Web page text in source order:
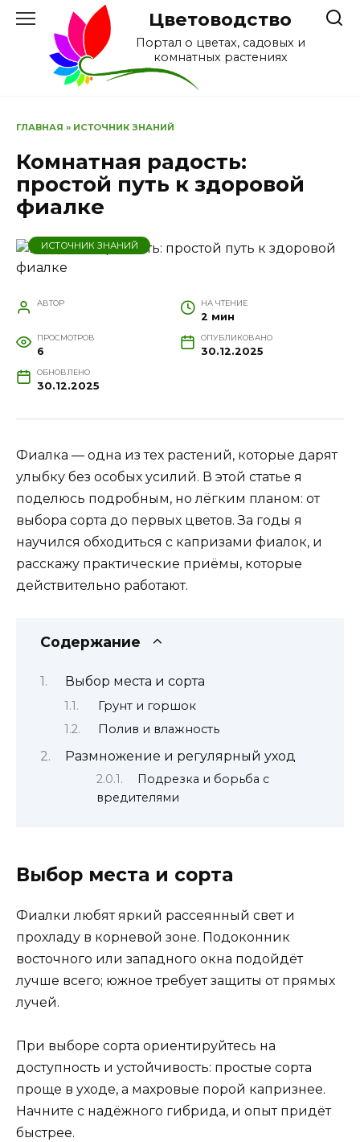
Перейти
содержанию
Цветоводство
Портал о цветах, садовых и
комнатных растениях
ГЛАВНАЯ » ИСТОЧНИК ЗНАНИЙ
Комнатная радость:
простой путь к здоровой
фиалке
ИСТОЧНИК ЗНАНИЙ
АВТОР НА ЧТЕНИЕ
2 мин
ПРОСМОТРОВ
6
ОПУБЛИКОВАНО
30.12.2025
ОБНОВЛЕНО
30.12.2025
Фиалка — одна из тех растений, которые дарят
улыбку без особых усилий. В этой статье я
поделюсь подробным, но лёгким планом: от
выбора сорта до первых цветов. За годы я
научился обходиться с капризами фиалок, и
расскажу практические приёмы, которые
действительно работают.
Содержание
Выбор места и сорта
Грунт и горшок
Полив и влажность
Размножение и регулярный уход
Подрезка и борьба с
вредителями
Выбор места и сорта
Фиалки любят яркий рассеянный свет и
прохладу в корневой зоне. Подоконник
восточного или западного окна подойдёт
лучше всего; южное требует защиты от прямых
лучей.
При выборе сорта ориентируйтесь на
доступность и устойчивость: простые сорта
проще в уходе, а махровые порой капризнее.
Начните с надёжного гибрида, и опыт придёт
быстрее.